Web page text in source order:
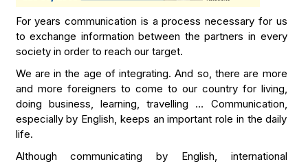
For years communication is a process necessary for us
to exchange information between the partners in every
society in order to reach our target.
We are in the age of integrating. And so, there are more
and more foreigners to come to our country for living,
doing business, learning, travelling … Communication,
especially by English, keeps an important role in the daily
life.
Although communicating by English, international